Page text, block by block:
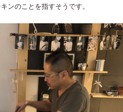
ンのことを指すそうです。